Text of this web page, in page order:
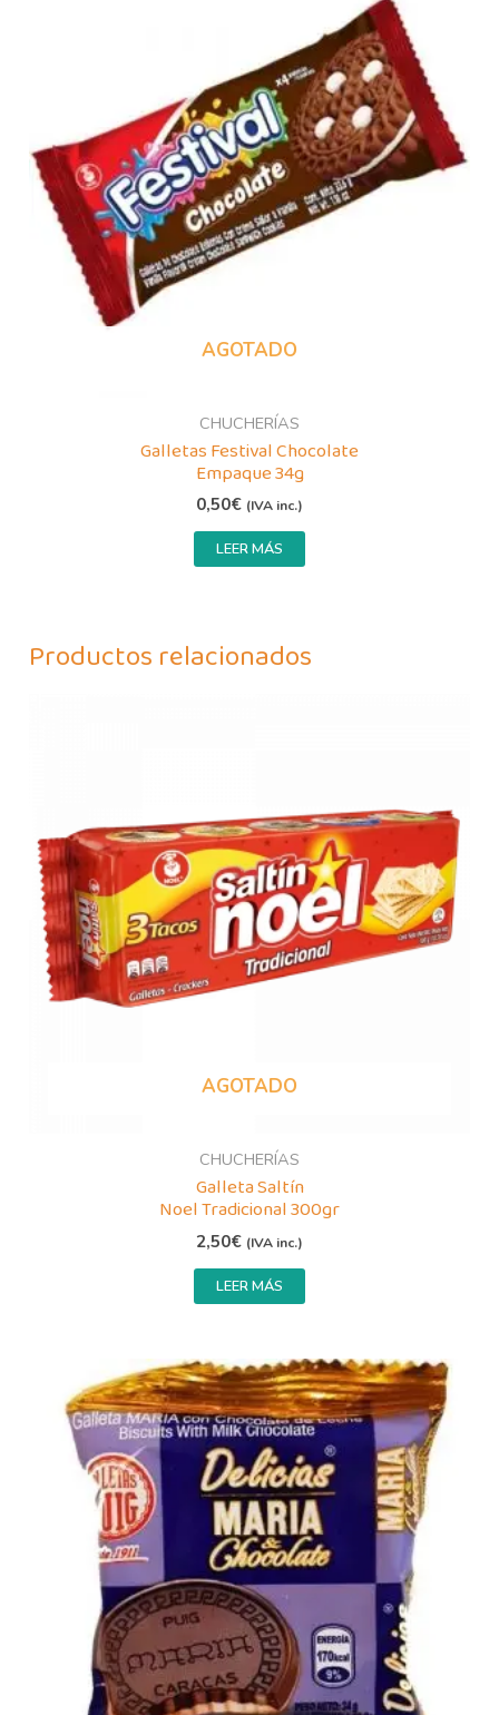
AGOTADO
CHUCHERÍAS
Galletas Festival Chocolate
Empaque 34g
0,50€ (IVA inc.)
LEER MÁS
Productos relacionados
AGOTADO
CHUCHERÍAS
Galleta Saltín
Noel Tradicional 300gr
2,50€ (IVA inc.)
LEER MÁS